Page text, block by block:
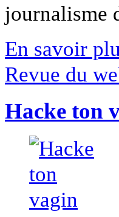
journalisme
En savoir
Revue du
Hacke ton